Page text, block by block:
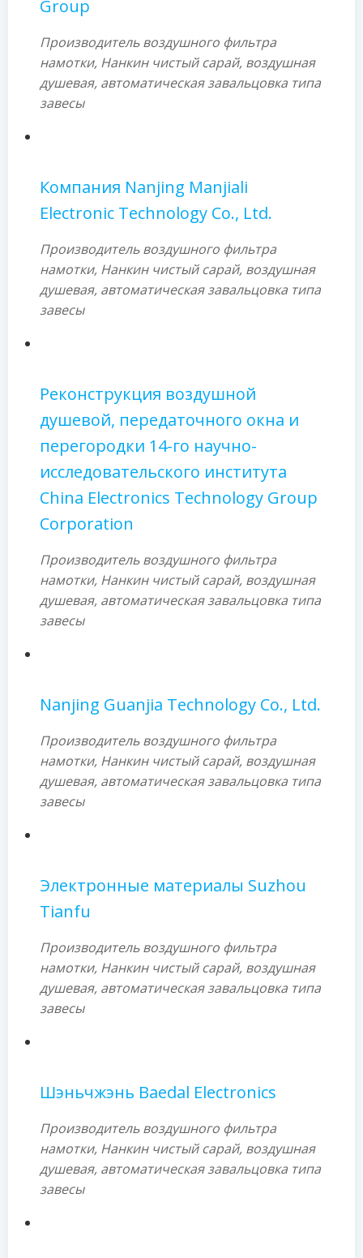
Group
Производитель воздушного фильтра
намотки, Нанкин чистый сарай, воздушная
душевая, автоматическая завальцовка типа
завесы
Компания Nanjing Manjiali
Electronic Technology Co., Ltd.
Производитель воздушного фильтра
намотки, Нанкин чистый сарай, воздушная
душевая, автоматическая завальцовка типа
завесы
Реконструкция воздушной
душевой, передаточного окна и
перегородки 14-го научно-
исследовательского института
China Electronics Technology Group
Corporation
Производитель воздушного фильтра
намотки, Нанкин чистый сарай, воздушная
душевая, автоматическая завальцовка типа
завесы
Nanjing Guanjia Technology Co., Ltd.
Производитель воздушного фильтра
намотки, Нанкин чистый сарай, воздушная
душевая, автоматическая завальцовка типа
завесы
Электронные материалы Suzhou
Tianfu
Производитель воздушного фильтра
намотки, Нанкин чистый сарай, воздушная
душевая, автоматическая завальцовка типа
завесы
Шэньчжэнь Baedal Electronics
Производитель воздушного фильтра
намотки, Нанкин чистый сарай, воздушная
душевая, автоматическая завальцовка типа
завесы